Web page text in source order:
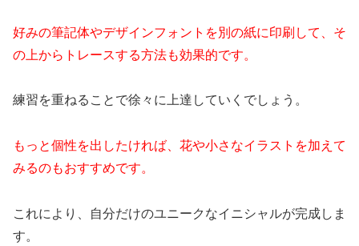
好みの筆記体やデザインフォントを別の紙に印刷して、そ
の上からトレースする方法も効果的です。
練習を重ねることで徐々に上達していくでしょう。
もっと個性を出したければ、花や小さなイラストを加えて
みるのもおすすめです。
これにより、自分だけのユニークなイニシャルが完成しま
す。